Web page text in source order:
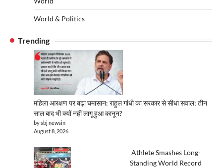
World & Politics
Trending
महिला आरक्षण पर बढ़ा घमासान: राहुल गांधी का सरकार से सीधा सवाल; तीन
साल बाद भी क्यों नहीं लागू हुआ कानून?
by sbj newsin
August 8, 2026
Athlete Smashes Long-
Standing World Record